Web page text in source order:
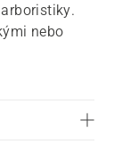
nebo